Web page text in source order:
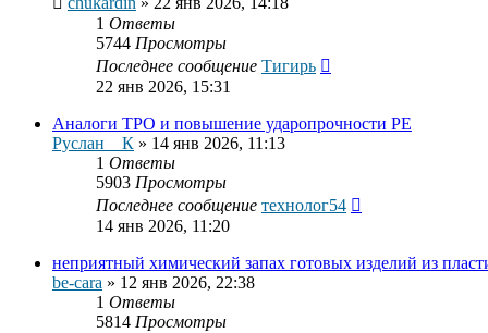
1 Ответы
5744 Просмотры
Последнее сообщение Тигирь
22 янв 2026, 15:31
Аналоги ТРО и повышение ударопрочности РЕ
Руслан__К » 14 янв 2026, 11:13
1 Ответы
5903 Просмотры
Последнее сообщение технолог54
14 янв 2026, 11:20
неприятный химический запах готовых изделий из
be-cara » 12 янв 2026, 22:38
1 Ответы
5814 Просмотры